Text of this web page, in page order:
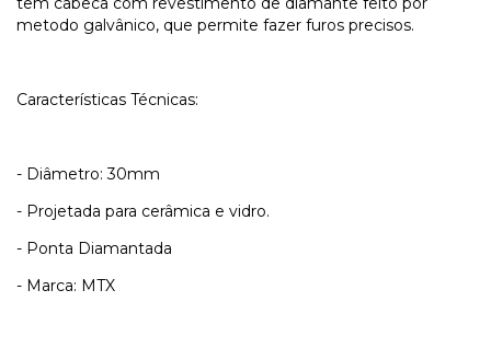
metodo galvânico, que permite fazer furos precisos.
Características Técnicas:
- Diâmetro: 30mm
- Projetada para cerâmica e vidro.
- Ponta Diamantada
- Marca: MTX